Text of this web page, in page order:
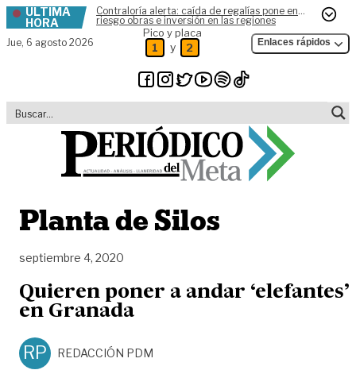
Skip to content
ÚLTIMA
HORA
Contraloría alerta: caída de regalías pone en
riesgo obras e inversión en las regiones
Jue, 6 agosto 2026
Pico y placa
1 y 2 Enlaces rápidos
Planta de Silos
septiembre 4, 2020
Quieren poner a andar ‘elefantes’
en Granada
RP REDACCIÓN PDM